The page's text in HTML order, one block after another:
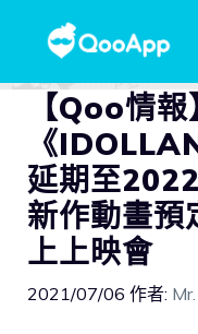
【Qoo情
《
延期至
新作動畫
上上映會
2021/07/06 作者: